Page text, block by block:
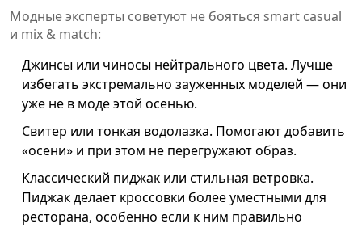
Модные эксперты советуют не бояться smart casual
и mix & match:
Джинсы или чиносы нейтрального цвета. Лучше
избегать экстремально зауженных моделей — они
уже не в моде этой осенью.
Свитер или тонкая водолазка. Помогают добавить
«осени» и при этом не перегружают образ.
Классический пиджак или стильная ветровка.
Пиджак делает кроссовки более уместными для
ресторана, особенно если к ним правильно